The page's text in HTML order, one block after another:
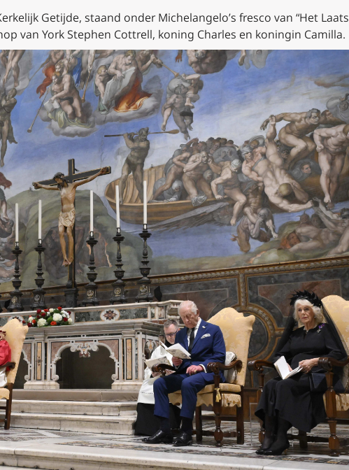
Getijde, staand onder Michelangelo’s fresco van “Het
van York Stephen Cottrell, koning Charles en koningin Camilla.